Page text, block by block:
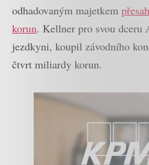
odhadovaným majetkem
korun. Kellner pro svou dceru
jezdkyni, koupil závodního
čtvrt miliardy korun.